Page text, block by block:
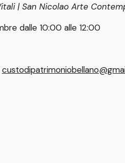
| San Nicolao Arte
dalle 10:00 alle 12:00